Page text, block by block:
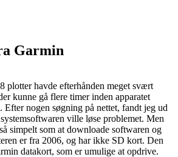
Garmin
plotter havde efterhånden meget svært
kunne gå flere timer inden apparatet
Efter nogen søgning på nettet, fandt jeg ud
ville løse problemet. Men
simpelt som at downloade softwaren og
er fra 2006, og har ikke SD kort. Den
datakort, som er umulige at opdrive.